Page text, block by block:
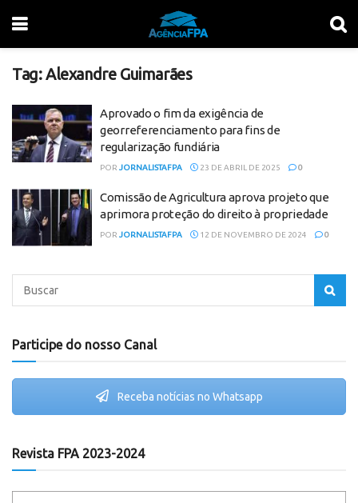
Tag:Alexandre Guimarães
Aprovado o fim da exigência de
georreferenciamento para fins de
regularização fundiária
POR JORNALISTAFPA 23 DE ABRIL DE 2025 0
Comissão de Agricultura aprova projeto que
aprimora proteção do direito à propriedade
POR JORNALISTAFPA 12 DE NOVEMBRO DE 2024 0
Participe do nosso Canal
Receba notícias no Whatsapp
Revista FPA 2023-2024